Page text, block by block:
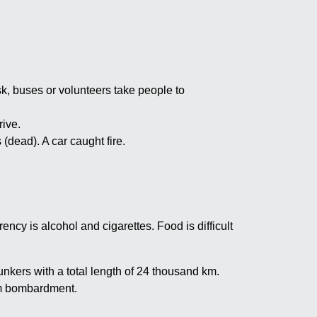
buses or volunteers take people to
A car caught fire.
is alcohol and cigarettes. Food is difficult
with a total length of 24 thousand km.
bombardment.